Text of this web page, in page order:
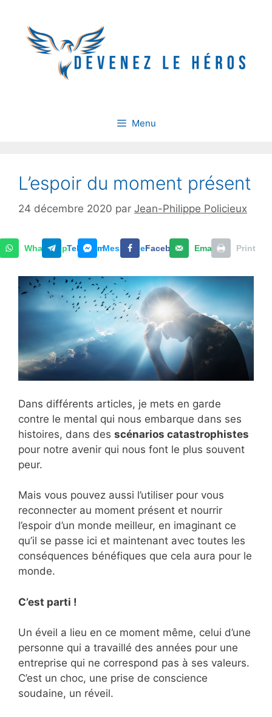
contenu
Menu
L’espoir du moment présent
24 décembre 2020 par Jean-Philippe Policieux
WhatsAppTelegramMessengerFacebook Email Print
Dans différents articles, je mets en garde
contre le mental qui nous embarque dans ses
histoires, dans des scénarios catastrophistes
pour notre avenir qui nous font le plus souvent
peur.
Mais vous pouvez aussi l’utiliser pour vous
reconnecter au moment présent et nourrir
l’espoir d’un monde meilleur, en imaginant ce
qu’il se passe ici et maintenant avec toutes les
conséquences bénéfiques que cela aura pour le
monde.
C’est parti !
Un éveil a lieu en ce moment même, celui d’une
personne qui a travaillé des années pour une
entreprise qui ne correspond pas à ses valeurs.
C’est un choc, une prise de conscience
soudaine, un réveil.